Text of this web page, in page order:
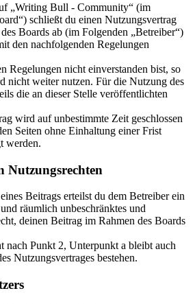
„Writing Bull - Community“ (im
schließt du einen Nutzungsvertrag
Boards ab (im Folgenden „Betreiber“)
den nachfolgenden Regelungen
Regelungen nicht einverstanden bist, so
nicht weiter nutzen. Für die Nutzung des
die an dieser Stelle veröffentlichten
wird auf unbestimmte Zeit geschlossen
Seiten ohne Einhaltung einer Frist
werden.
Nutzungsrechten
Beitrags erteilst du dem Betreiber ein
räumlich unbeschränktes und
deinen Beitrag im Rahmen des Boards
nach Punkt 2, Unterpunkt a bleibt auch
Nutzungsvertrages bestehen.